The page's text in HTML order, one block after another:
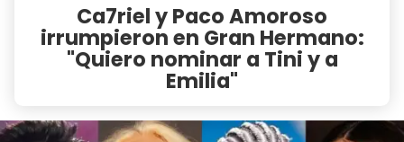
Ca7riel y Paco Amoroso
irrumpieron en Gran Hermano:
"Quiero nominar a Tini y a
Emilia"